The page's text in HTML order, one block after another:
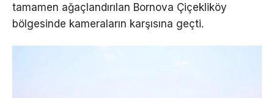
tamamen ağaçlandırılan Bornova Çiçekliköy
bölgesinde kameraların karşısına geçti.